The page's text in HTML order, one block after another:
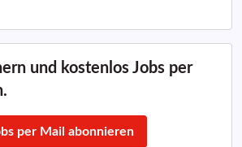
und kostenlos Jobs per
per Mail abonnieren